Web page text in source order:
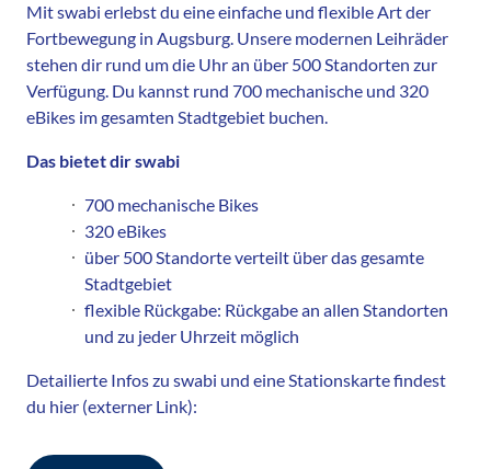
Mit swabi erlebst du eine einfache und flexible Art der
Fortbewegung in Augsburg. Unsere modernen Leihräder
stehen dir rund um die Uhr an über 500 Standorten zur
Verfügung. Du kannst rund 700 mechanische und 320
eBikes im gesamten Stadtgebiet buchen.
Das bietet dir swabi
700 mechanische Bikes
320 eBikes
über 500 Standorte verteilt über das gesamte
Stadtgebiet
flexible Rückgabe: Rückgabe an allen Standorten
und zu jeder Uhrzeit möglich
Detailierte Infos zu swabi und eine Stationskarte findest
du hier (externer Link):